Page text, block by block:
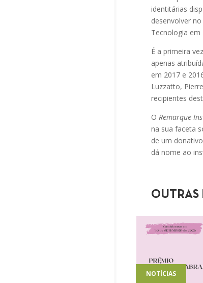
identitárias
desenvolver
Tecnologia em
É a primeira
apenas
em 2017 e
Luzzatto,
recipientes
O Remarque
na sua faceta
de um
dá nome ao
OUTRAS
NOTÍCIAS